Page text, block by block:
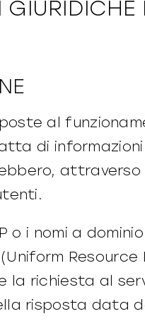
al
di
attraverso
i nomi a
richiesta al
risposta data